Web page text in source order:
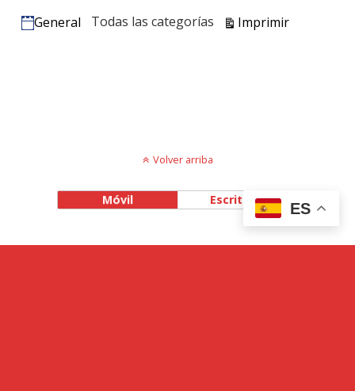
Categorías
General Todas las categorías ImprimirVistas
Volver arriba
Móvil Escritorio
ES